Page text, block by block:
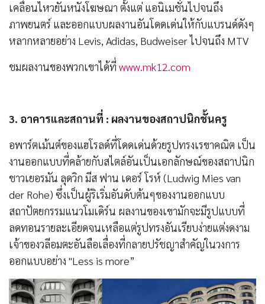
เคลื่อนไหวยันหนังโฆษณา ตั้งแต่ แอนิเมชั่นไปจนถึง
ภาพยนตร์ และออกแบบผลงานอันโดดเด่นให้กับแบรนด์ดังๆ
หลากหลายอย่าง Levis, Adidas, Budweiser ไปจนถึง MTV
ชมผลงานของพวกเขาได้ที่ www.mk12.com
3. อาคารและสถานที่ : ผลงานของสถาปนิกชั้นครู
อพาร์ตเม้นต์ของแฮโรลด์ที่โดดเด่นด้วยรูปทรงเรขาคณิต เป็น
งานออกแบบที่คล้ายกับสไตล์อันเป็นเอกลักษณ์ของสถาปนิก
ชาวเยอรมัน ลุดวิก มีส ฟาน เดอร์ โรห์ (Ludwig Mies van
der Rohe) ซึ่งเป็นผู้ริเริ่มอันดับต้นๆของงานออกแบบ
สถาปัตยกรรมแนวโมเดิร์น ผลงานของเขามักจะมีรูปแบบที่
ลดทอนรายละเอียดจนเหลือแต่รูปทรงอันเรียบง่ายแต่งดงาม
เจ้าของวลีอมตะอันลือเลื่องที่กลายปรัชญาสำคัญในวงการ
ออกแบบอย่าง "Less is more”